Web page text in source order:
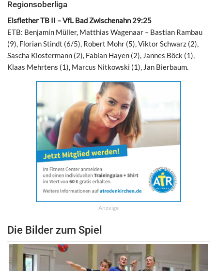
Regionsoberliga
Elsflether TB II – VfL Bad Zwischenahn 29:25
ETB: Benjamin Müller, Matthias Wagenaar – Bastian Rambau
(9), Florian Stindt (6/5), Robert Mohr (5), Viktor Schwarz (2),
Sascha Klostermann (2), Fabian Hayen (2), Jannes Böck (1),
Klaas Mehrtens (1), Marcus Nitkowski (1), Jan Bierbaum.
Anzeige
Die Bilder zum Spiel